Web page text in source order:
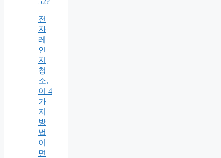
52?
전
자
레
인
지
청
소,
이 4
가
지
방
법
이
면